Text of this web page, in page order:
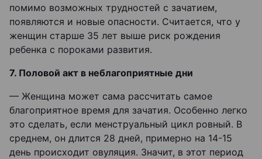
помимо возможных трудностей с зачатием,
появляются и новые опасности. Считается, что у
женщин старше 35 лет выше риск рождения
ребенка с пороками развития.
7. Половой акт в неблагоприятные дни
— Женщина может сама рассчитать самое
благоприятное время для зачатия. Особенно легко
это сделать, если менструальный цикл ровный. В
среднем, он длится 28 дней, примерно на 14-15
день происходит овуляция. Значит, в этот период